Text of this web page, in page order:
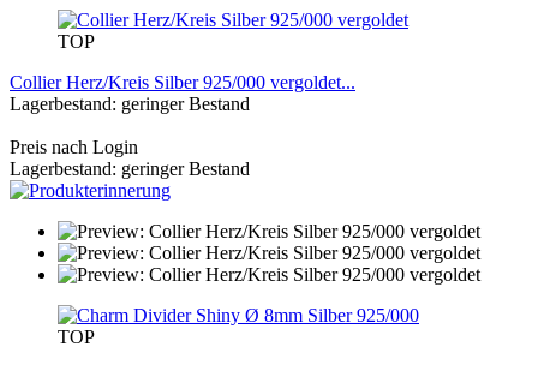
TOP
Collier Herz/Kreis Silber 925/000 vergoldet...
Lagerbestand: geringer Bestand
Preis nach Login
Lagerbestand: geringer Bestand
TOP